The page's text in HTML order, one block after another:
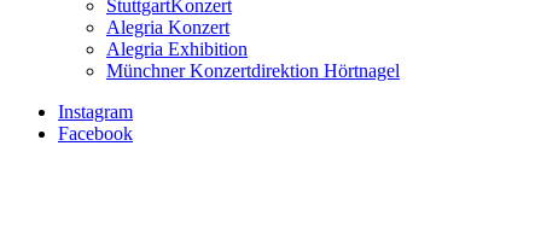
StuttgartKonzert
Alegria Konzert
Alegria Exhibition
Münchner Konzertdirektion Hörtnagel
Instagram
Facebook